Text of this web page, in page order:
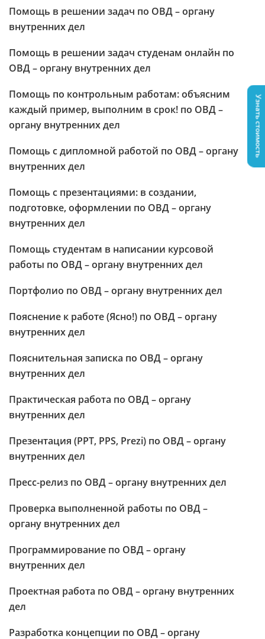
Помощь в решении задач по ОВД – органу
внутренних дел
Помощь в решении задач студенам онлайн по
ОВД – органу внутренних дел
Помощь по контрольным работам: объясним
каждый пример, выполним в срок! по ОВД –
органу внутренних дел
Помощь с дипломной работой по ОВД – органу
внутренних дел
Помощь с презентациями: в создании,
подготовке, оформлении по ОВД – органу
внутренних дел
Помощь студентам в написании курсовой
работы по ОВД – органу внутренних дел
Портфолио по ОВД – органу внутренних дел
Пояснение к работе (Ясно!) по ОВД – органу
внутренних дел
Пояснительная записка по ОВД – органу
внутренних дел
Практическая работа по ОВД – органу
внутренних дел
Презентация (PPT, PPS, Prezi) по ОВД – органу
внутренних дел
Пресс-релиз по ОВД – органу внутренних дел
Проверка выполненной работы по ОВД –
органу внутренних дел
Программирование по ОВД – органу
внутренних дел
Проектная работа по ОВД – органу внутренних
дел
Разработка концепции по ОВД – органу
Узнать стоимость